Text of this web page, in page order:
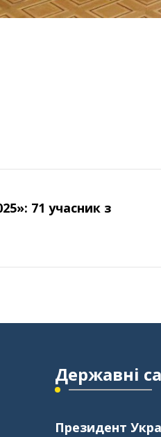
71 учасник з
Державні
Президент